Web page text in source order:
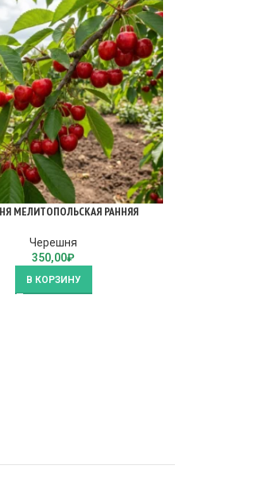
МЕЛИТОПОЛЬСКАЯ РАННЯЯ
Черешня
350,00₽
В КОРЗИНУ